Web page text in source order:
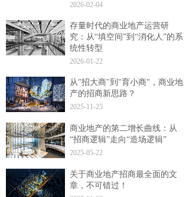
2026-02-04
存量时代的商业地产运营研
究：从“填空间”到“消化人”的系
统性转型
2026-01-22
从"招大商"到"育小商"，商业地
产的招商新思路？
2025-11-25
商业地产的第二增长曲线：从
“招商逻辑”走向“造场逻辑”
2025-05-22
关于商业地产招商最全面的文
章，不可错过！